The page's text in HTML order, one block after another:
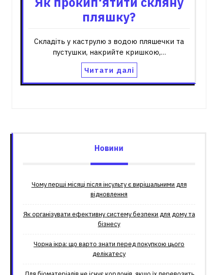
пляшку?
Складіть у каструлю з водою пляшечки та
пустушки, накрийте кришкою,…
Читати далі
Новини
Чому перші місяці після інсульту є вирішальними для
відновлення
Як організувати ефективну систему безпеки для дому та
бізнесу
Чорна ікра: що варто знати перед покупкою цього
делікатесу